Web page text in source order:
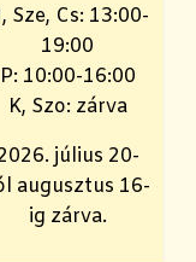
, Sze, Cs: 13:00-
19:00
P: 10:00-16:00
K, Szo: zárva
július 20-
augusztus 16-
ig zárva.